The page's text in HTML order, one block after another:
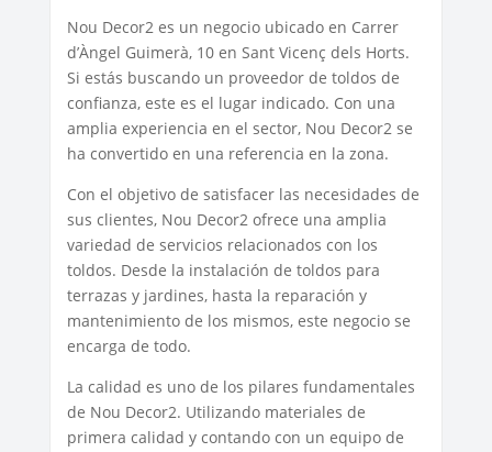
Nou Decor2 es un negocio ubicado en Carrer
d’Àngel Guimerà, 10 en Sant Vicenç dels Horts.
Si estás buscando un proveedor de toldos de
confianza, este es el lugar indicado. Con una
amplia experiencia en el sector, Nou Decor2 se
ha convertido en una referencia en la zona.
Con el objetivo de satisfacer las necesidades de
sus clientes, Nou Decor2 ofrece una amplia
variedad de servicios relacionados con los
toldos. Desde la instalación de toldos para
terrazas y jardines, hasta la reparación y
mantenimiento de los mismos, este negocio se
encarga de todo.
La calidad es uno de los pilares fundamentales
de Nou Decor2. Utilizando materiales de
primera calidad y contando con un equipo de